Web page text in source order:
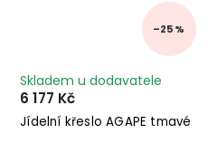
–25 %
Jídelní křeslo AGAPE tmavé
Skladem u dodavatele
6 177 Kč